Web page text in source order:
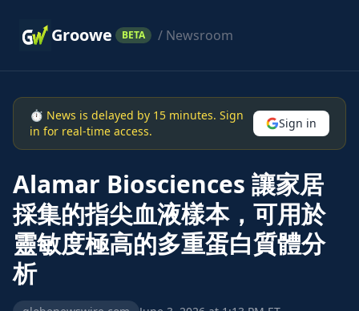
Groowe BETA / Newsroom
⏱ News is delayed by 15 minutes. Sign
in for real-time access.
Sign in
Alamar Biosciences 讓家居
採集的指尖血液樣本，可用於
靈敏度極高的多重蛋白質體分
析